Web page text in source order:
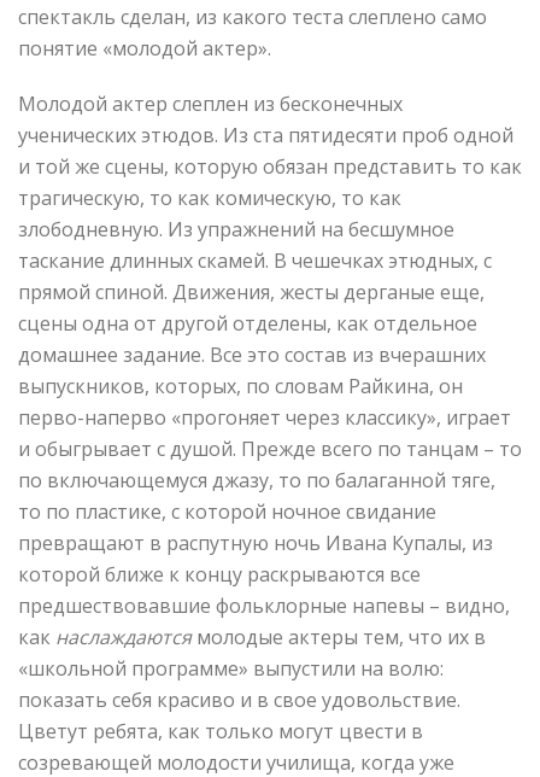
спектакль сделан, из какого теста слеплено само
понятие «молодой актер».
Молодой актер слеплен из бесконечных
ученических этюдов. Из ста пятидесяти проб одной
и той же сцены, которую обязан представить то как
трагическую, то как комическую, то как
злободневную. Из упражнений на бесшумное
таскание длинных скамей. В чешечках этюдных, с
прямой спиной. Движения, жесты дерганые еще,
сцены одна от другой отделены, как отдельное
домашнее задание. Все это состав из вчерашних
выпускников, которых, по словам Райкина, он
перво-наперво «прогоняет через классику», играет
и обыгрывает с душой. Прежде всего по танцам – то
по включающемуся джазу, то по балаганной тяге,
то по пластике, с которой ночное свидание
превращают в распутную ночь Ивана Купалы, из
которой ближе к концу раскрываются все
предшествовавшие фольклорные напевы – видно,
как наслаждаютсямолодые актеры тем, что их в
«школьной программе» выпустили на волю:
показать себя красиво и в свое удовольствие.
Цветут ребята, как только могут цвести в
созревающей молодости училища, когда уже